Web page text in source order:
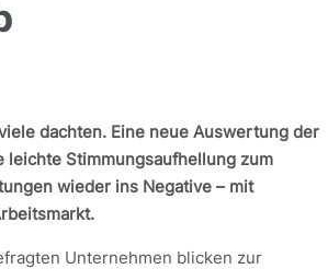
dachten. Eine neue Auswertung der
leichte Stimmungsaufhellung zum
wieder ins Negative – mit
Unternehmen blicken zur